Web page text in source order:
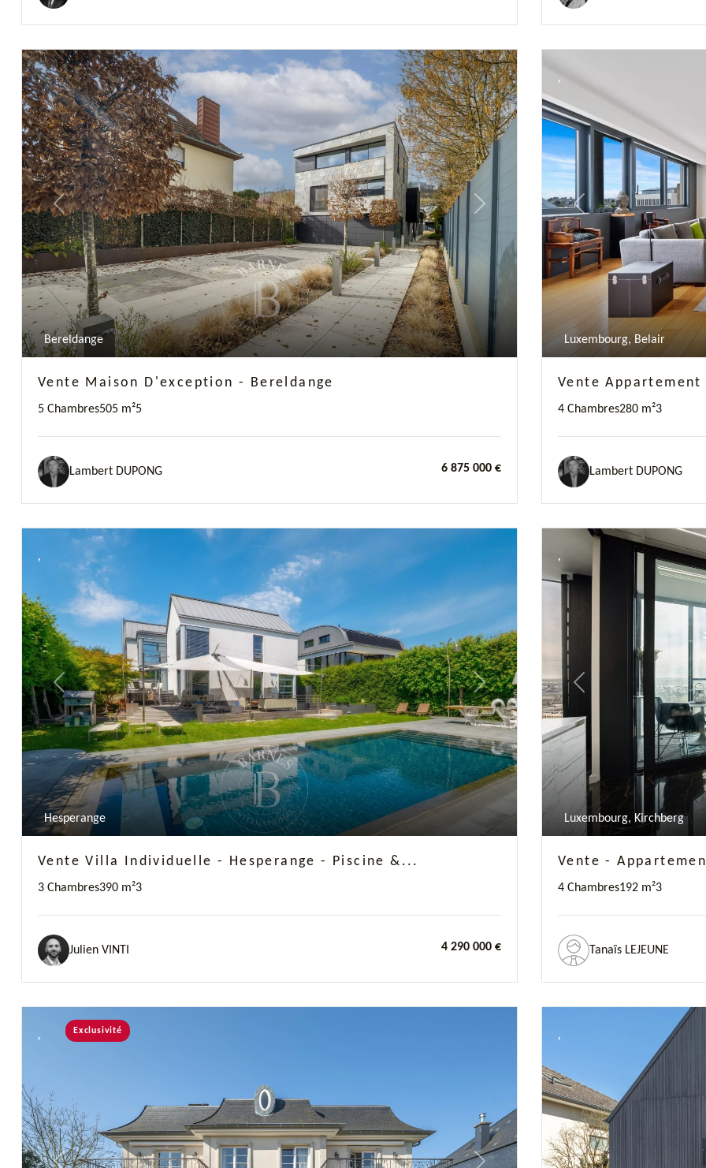
Previous Next
Bereldange
Vente Maison D'exception - Bereldange
5 Chambres505 m²5
Lambert DUPONG 6 875 000 €
Previous
Luxembourg, Belair
Vente
4 Chambres280 m²3
Lambert DUPONG
Previous Next
Hesperange
Vente Villa Individuelle - Hesperange - Piscine &...
3 Chambres390 m²3
Julien VINTI 4 290 000 €
Previous
Luxembourg, Kirchberg
Vente -
4 Chambres192 m²3
Tanaïs LEJEUNE
Exclusivité